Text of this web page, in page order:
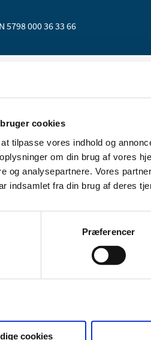
cookies
tilpasse vores indhold og
om din brug af vores
og analysepartnere. Vores
indsamlet fra din brug af deres
Præferencer
cookies
5798 000 36 33 66